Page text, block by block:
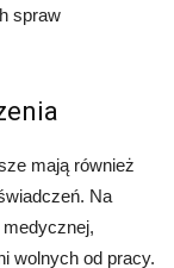
spraw
mają również
Na
wolnych od pracy.